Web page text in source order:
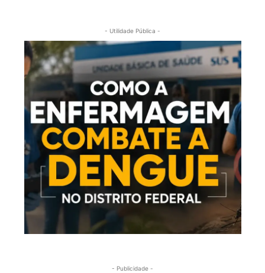
- Utilidade Pública -
- Publicidade -